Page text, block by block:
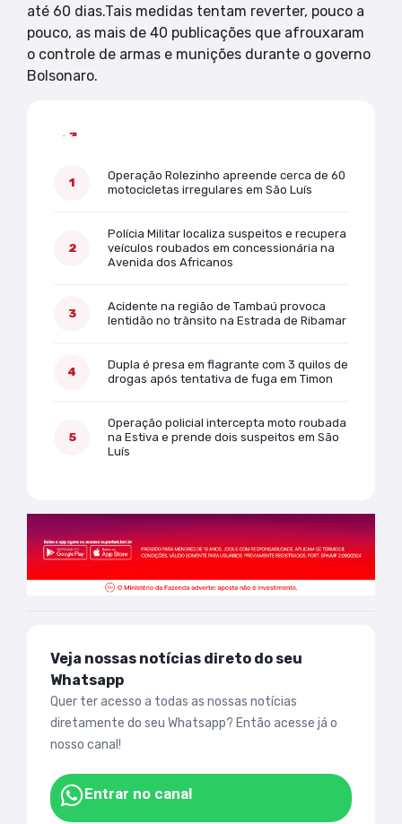
até 60 dias.Tais medidas tentam reverter, pouco a
pouco, as mais de 40 publicações que afrouxaram
o controle de armas e munições durante o governo
Bolsonaro.
Operação Rolezinho apreende cerca de 60
motocicletas irregulares em São Luís
Polícia Militar localiza suspeitos e recupera
veículos roubados em concessionária na
Avenida dos Africanos
Acidente na região de Tambaú provoca
lentidão no trânsito na Estrada de Ribamar
Dupla é presa em flagrante com 3 quilos de
drogas após tentativa de fuga em Timon
Operação policial intercepta moto roubada
na Estiva e prende dois suspeitos em São
Luís
Veja nossas notícias direto do seu
Whatsapp
Quer ter acesso a todas as nossas notícias
diretamente do seu Whatsapp? Então acesse já o
nosso canal!
Entrar no canal